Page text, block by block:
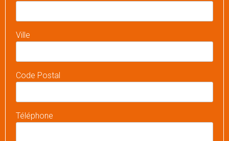
Ville
Code Postal
Téléphone